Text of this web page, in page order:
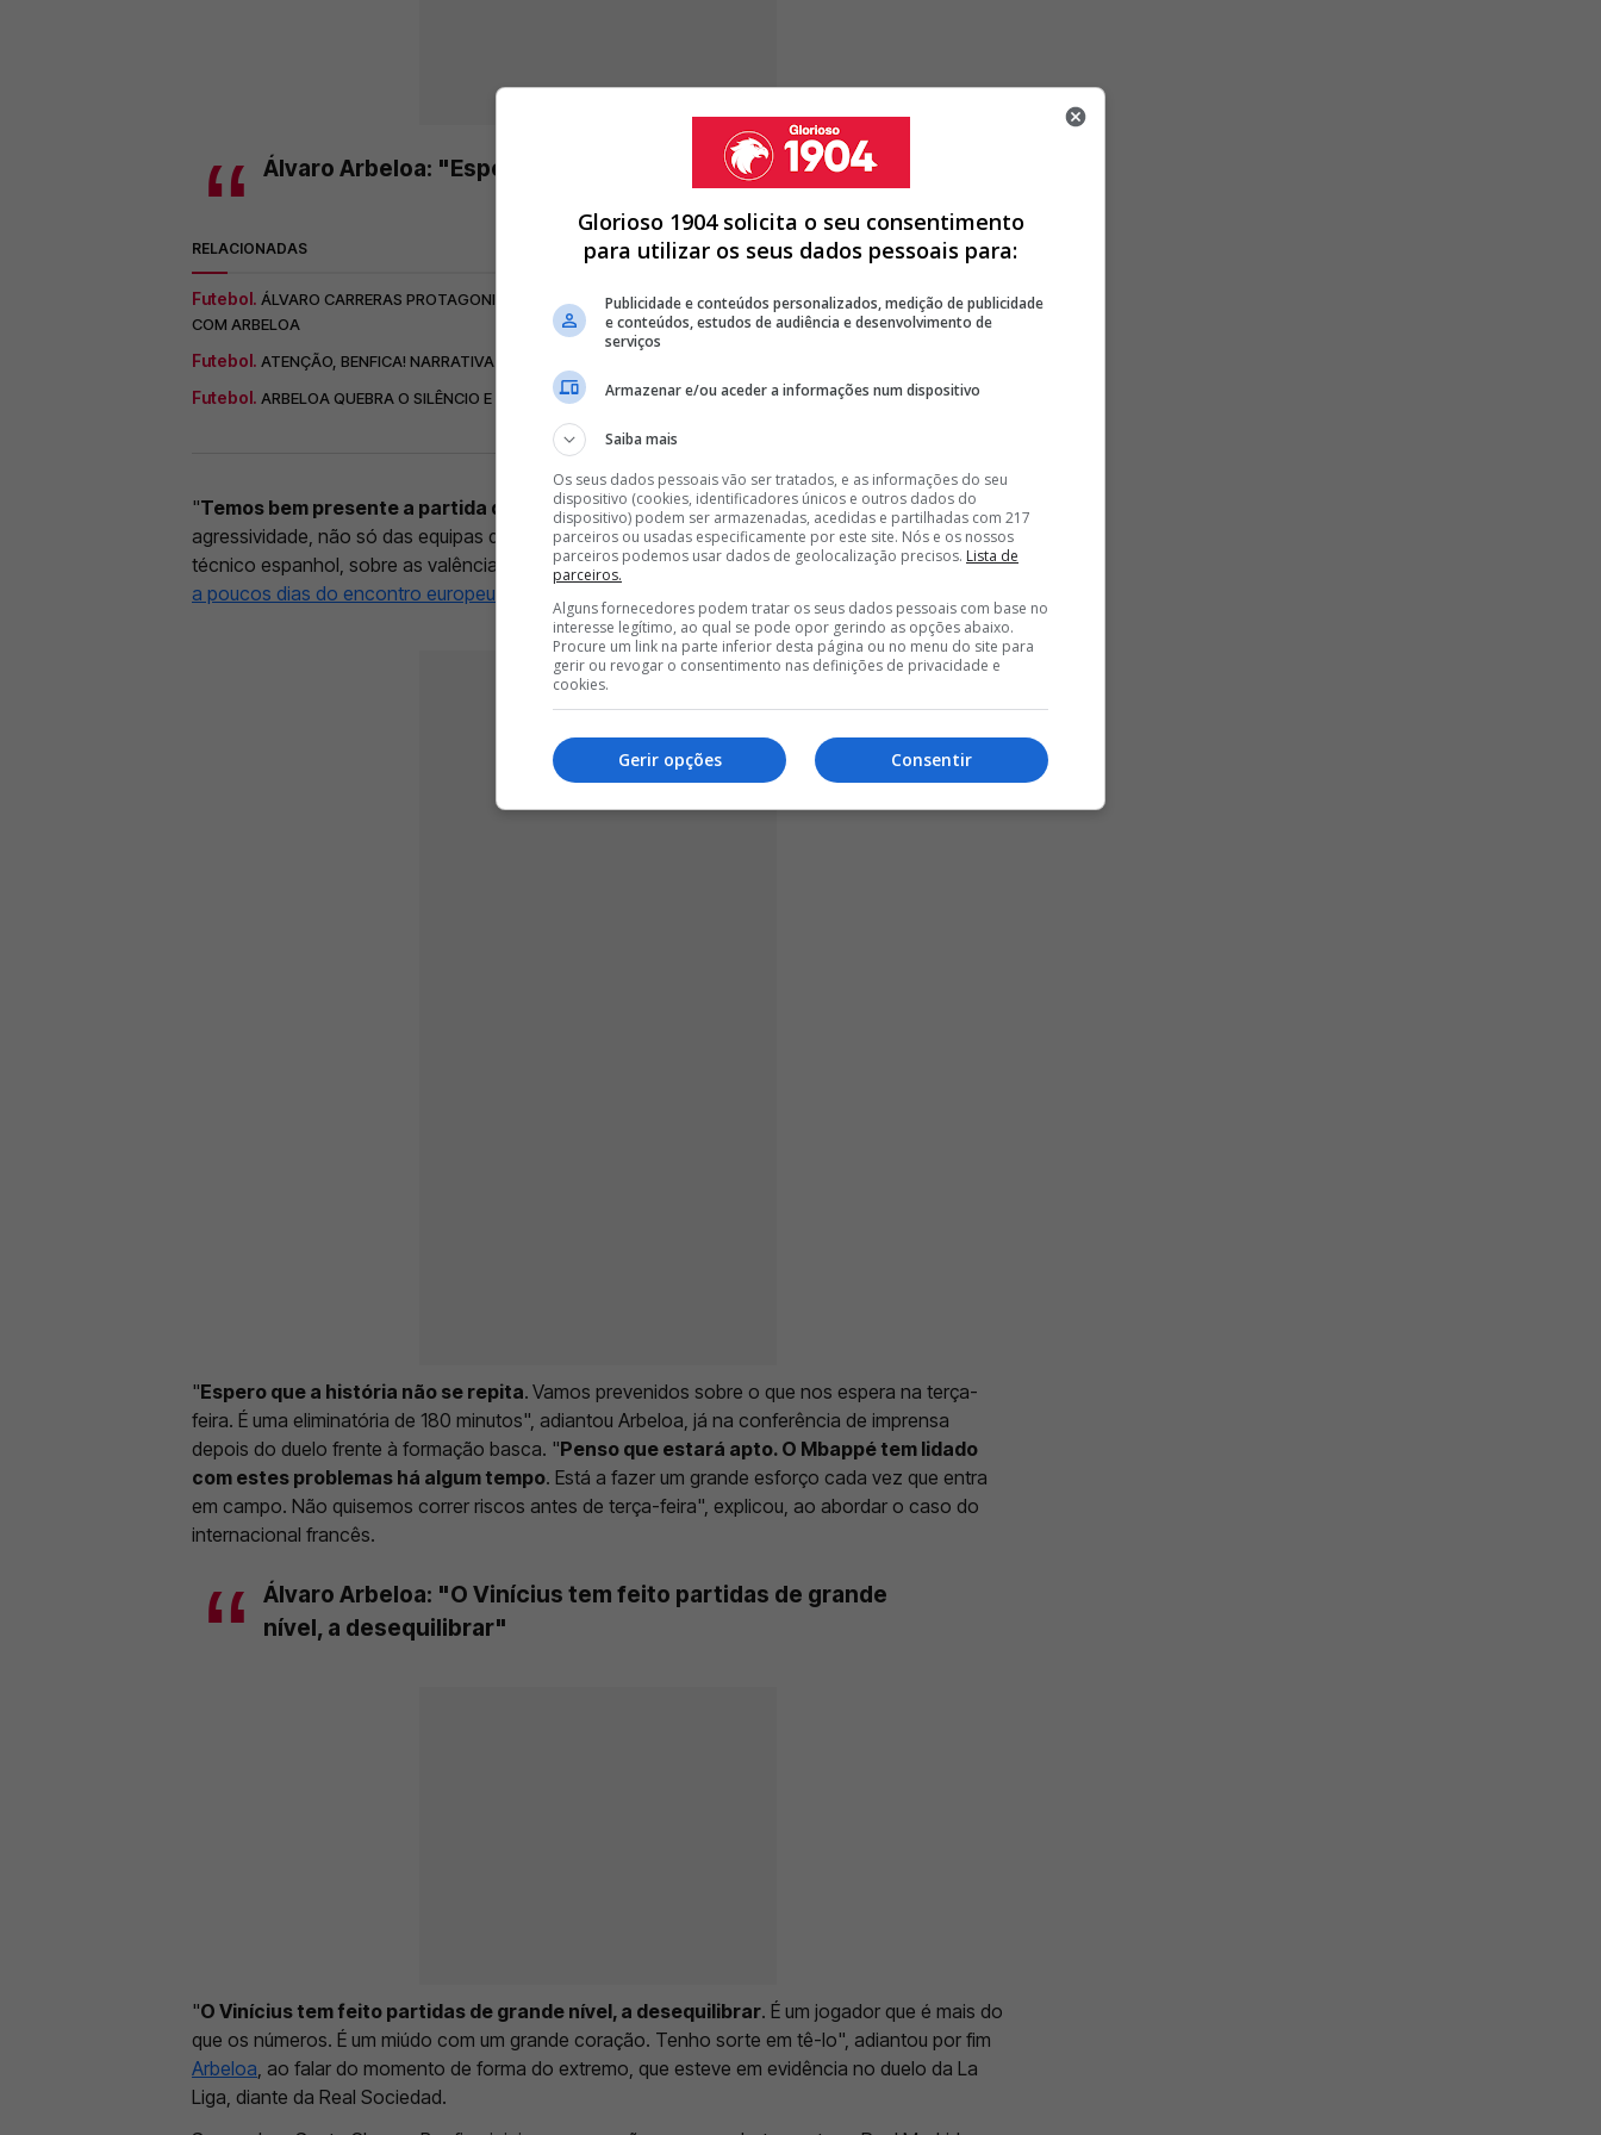
Álvaro Arbeloa: "Espero que a história não se repita"
RELACIONADAS
Futebol. ÁLVARO CARRERAS PROTAGONIZA 'NOVA' POLÉMICA NO REAL MADRID: EX BENFICA EM BATE-BOCA
COM ARBELOA
Futebol. ATENÇÃO, BENFICA! NARRATIVA EM TORNO DE MOURINHO MERECE RESPOSTA DE ARBELOA
Futebol. ARBELOA QUEBRA O SILÊNCIO E MOURINHO E BENFICA SURGEM NO MEIO DA TEMPESTADE
<
"Temos bem presente a partida de Lisboa, a dificuldade envolvida, o ambiente. A
agressividade, não só das equipas do Mourinho, como da partida", começou por dizer o
técnico espanhol, sobre as valências do Benfica, que podem contar com um regresso de peso
a poucos dias do encontro europeu
"Espero que a história não se repita. Vamos prevenidos sobre o que nos espera na terça-
feira. É uma eliminatória de 180 minutos", adiantou Arbeloa, já na conferência de imprensa
depois do duelo frente à formação basca. "Penso que estará apto. O Mbappé tem lidado
com estes problemas há algum tempo. Está a fazer um grande esforço cada vez que entra
em campo. Não quisemos correr riscos antes de terça-feira", explicou, ao abordar o caso do
internacional francês.
Álvaro Arbeloa: "O Vinícius tem feito partidas de grande
nível, a desequilibrar"
"O Vinícius tem feito partidas de grande nível, a desequilibrar. É um jogador que é mais do
que os números. É um miúdo com um grande coração. Tenho sorte em tê-lo", adiantou por fim
Arbeloa , ao falar do momento de forma do extremo, que esteve em evidência no duelo da La
Liga, diante da Real Sociedad.
Glorioso 1904 solicita o seu consentimento
para utilizar os seus dados pessoais para:
Publicidade e conteúdos personalizados, medição de publicidade
e conteúdos, estudos de audiência e desenvolvimento de
serviços
Armazenar e/ou aceder a informações num dispositivo
Saiba mais
Os seus dados pessoais vão ser tratados, e as informações do seu
dispositivo (cookies, identificadores únicos e outros dados do
dispositivo) podem ser armazenadas, acedidas e partilhadas com 217
parceiros ou usadas especificamente por este site. Nós e os nossos
parceiros podemos usar dados de geolocalização precisos. Lista de
parceiros.
Alguns fornecedores podem tratar os seus dados pessoais com base no
interesse legítimo, ao qual se pode opor gerindo as opções abaixo.
Procure um link na parte inferior desta página ou no menu do site para
gerir ou revogar o consentimento nas definições de privacidade e
cookies.
Consentir
Gerir opções